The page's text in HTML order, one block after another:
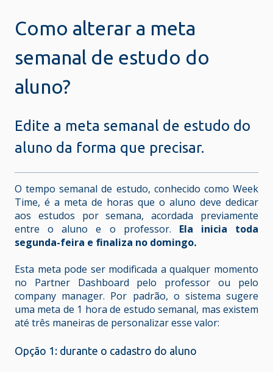
Como alterar a meta
semanal de estudo do
aluno?
Edite a meta semanal de estudo do
aluno da forma que precisar.
O tempo semanal de estudo, conhecido como Week
Time, é a meta de horas que o aluno deve dedicar
aos estudos por semana, acordada previamente
entre o aluno e o professor. Ela inicia toda
segunda-feira e finaliza no domingo.
Esta meta pode ser modificada a qualquer momento
no Partner Dashboard pelo professor ou pelo
company manager. Por padrão, o sistema sugere
uma meta de 1 hora de estudo semanal, mas existem
até três maneiras de personalizar esse valor:
Opção 1: durante o cadastro do aluno